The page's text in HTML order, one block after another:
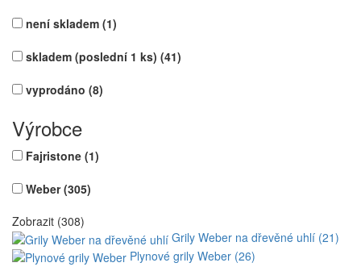
není skladem (1)
skladem (poslední 1 ks) (41)
vyprodáno (8)
Výrobce
Fajristone (1)
Weber(305)
Zobrazit (308)
Grily Weber na dřevěné uhlí (21)
Plynové grily Weber (26)